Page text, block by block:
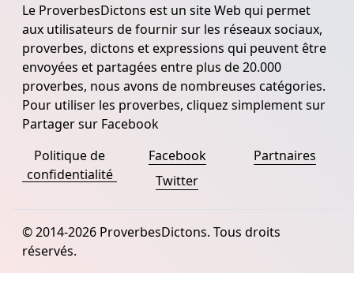
Le ProverbesDictons est un site Web qui permet
aux utilisateurs de fournir sur les réseaux sociaux,
proverbes, dictons et expressions qui peuvent être
envoyées et partagées entre plus de 20.000
proverbes, nous avons de nombreuses catégories.
Pour utiliser les proverbes, cliquez simplement sur
Partager sur Facebook
Politique de
confidentialité
Facebook
Twitter
Partnaires
© 2014-2026 ProverbesDictons. Tous droits
réservés.